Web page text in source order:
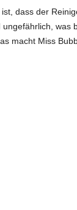
dass der
was
macht Miss